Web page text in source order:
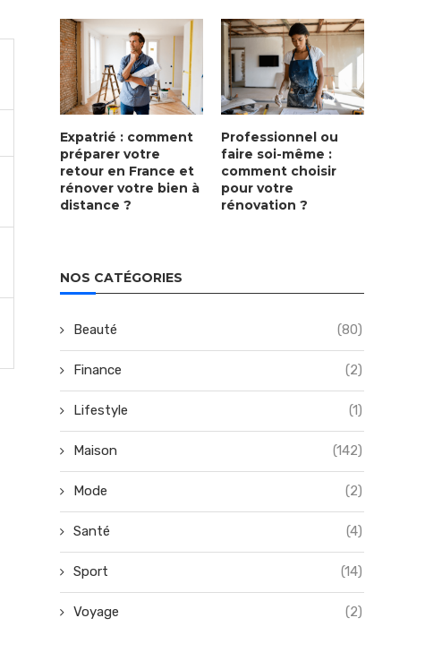
Expatrié : comment
préparer votre
retour en France et
rénover votre bien à
distance ?
Professionnel ou
faire soi-même :
comment choisir
pour votre
rénovation ?
NOS CATÉGORIES
Beauté (80)
Finance (2)
Lifestyle (1)
Maison (142)
Mode (2)
Santé (4)
Sport (14)
Voyage (2)